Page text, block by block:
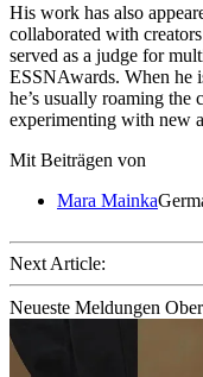
His work has also
collaborated with
served as a judge for
ESSNAwards. When he
he’s usually roaming the
experimenting with new
Mit Beiträgen von
Mara Mainka
Next Article:
Neueste Meldungen